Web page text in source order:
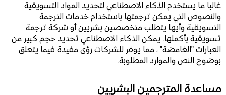
غالبا ما يستخدم الذكاء الاصطناعي لتحديد المواد التسويقية
والنصوص التي يمكن ترجمتها باستخدام خدمات الترجمة
التسويقية وأيها يتطلب متخصصين بشريين أو شركة ترجمة
تسويقية بأكملها. يمكن الذكاء الاصطناعي تحديد حجم كبير من
العبارات "الغامضة" ، مما يوفر للشركات رؤى مفيدة فيما يتعلق
بوضوح النص والموارد المطلوبة.
مساعدة المترجمين البشريين